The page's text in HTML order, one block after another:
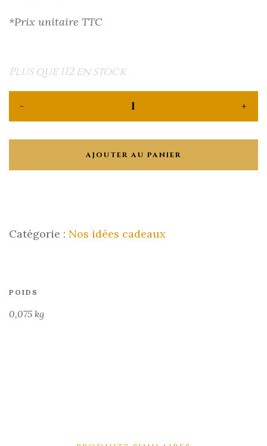
*Prix unitaire TTC
Plus que 112 en stock
AJOUTER AU PANIER
Catégorie : Nos idées cadeaux
POIDS
0,075 kg